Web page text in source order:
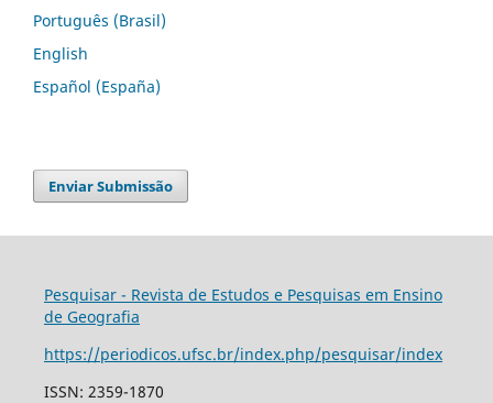
Português (Brasil)
English
Español (España)
Enviar Submissão
Pesquisar - Revista de Estudos e Pesquisas em Ensino
de Geografia
https://periodicos.ufsc.br/index.php/pesquisar/index
ISSN: 2359-1870